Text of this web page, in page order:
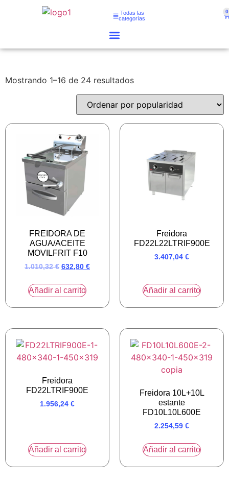
Todas las
categorías
0
Mostrando 1–16 de 24 resultados
FREIDORA DE
AGUA/ACEITE
MOVILFRIT F10
1.010,32€ 632,80 €
Añadir al carrito
Freidora
FD22L22LTRIF900E
3.407,04 €
Añadir al carrito
Freidora
FD22LTRIF900E
1.956,24 €
Añadir al carrito
Freidora 10L+10L
estante
FD10L10L600E
2.254,59 €
Añadir al carrito